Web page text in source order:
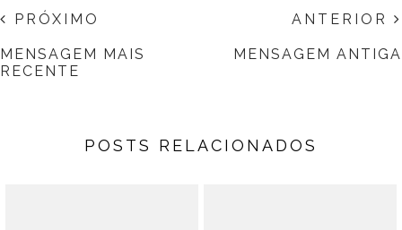
ANTERIOR
MENSAGEM ANTIGA
PRÓXIMO
MENSAGEM MAIS
RECENTE
POSTS RELACIONADOS